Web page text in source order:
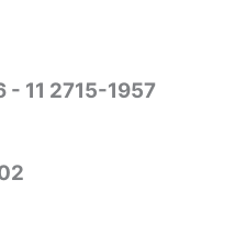
- 11 2715-1957